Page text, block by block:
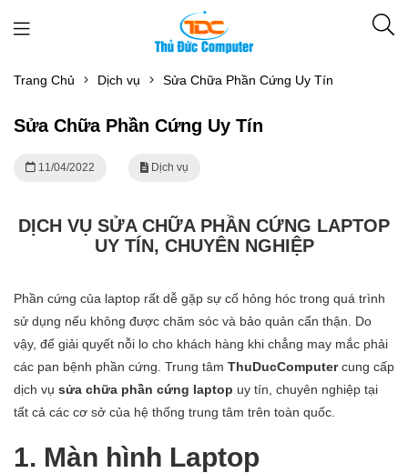
Trang Chủ Dịch vụ Sửa Chữa Phần Cứng Uy Tín
Sửa Chữa Phần Cứng Uy Tín
11/04/2022 Dịch vụ
DỊCH VỤ SỬA CHỮA PHẦN CỨNG LAPTOP
UY TÍN, CHUYÊN NGHIỆP
Phần cứng của laptop rất dễ gặp sự cố hỏng hóc trong quá trình
sử dụng nếu không được chăm sóc và bảo quản cẩn thận. Do
vậy, để giải quyết nỗi lo cho khách hàng khi chẳng may mắc phải
các pan bệnh phần cứng. Trung tâm ThuDucComputercung cấp
dịch vụ sửa chữa phần cứng laptop uy tín, chuyên nghiệp tại
tất cả các cơ sở của hệ thống trung tâm trên toàn quốc.
1. Màn hình Laptop